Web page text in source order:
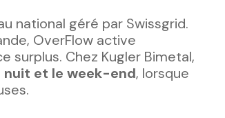
national géré par Swissgrid.
OverFlow active
Chez Kugler Bimetal,
nuit et le week-end, lorsque